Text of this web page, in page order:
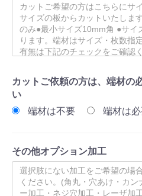
カットご依頼の方は、端材の
い
端材は不要
端材は
その他オプション加工